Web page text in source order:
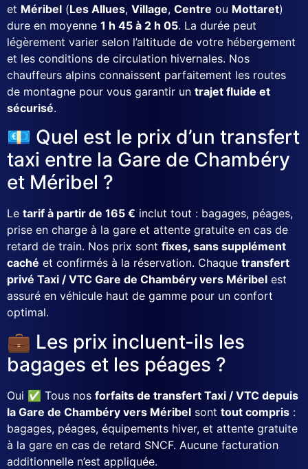
et Méribel (Les Allues, Village, Centre ou Mottaret)
dure en moyenne 1 h 45 à 2 h 05. La durée peut
légèrement varier selon l’altitude de votre hébergement
et les conditions de circulation hivernales. Nos
chauffeurs alpins connaissent parfaitement les routes
de montagne pour vous garantir un trajet fluide et
sécurisé.
💶 Quel est le prix d’un transfert
taxi entre la Gare de Chambéry
et Méribel ?
Le tarif à partir de 165 € inclut tout : bagages, péages,
prise en charge à la gare et attente gratuite en cas de
retard de train. Nos prix sont fixes, sans supplément
caché et confirmés à la réservation. Chaque transfert
privé Taxi / VTC Gare de Chambéry vers Méribel est
assuré en véhicule haut de gamme pour un confort
optimal.
💼 Les prix incluent-ils les
bagages et les péages ?
Oui ✅ Tous nos forfaits de transfert Taxi / VTC depuis
la Gare de Chambéry vers Méribel sont tout compris :
bagages, péages, équipements hiver, et attente gratuite
à la gare en cas de retard SNCF. Aucune facturation
additionnelle n’est appliquée.